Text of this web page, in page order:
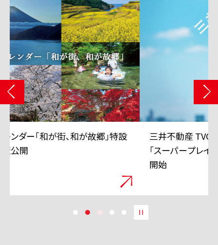
三井不動産 TVCMシリーズ「三井のすずちゃん」
「スーパープレイ」篇 6月11日から全国で放映